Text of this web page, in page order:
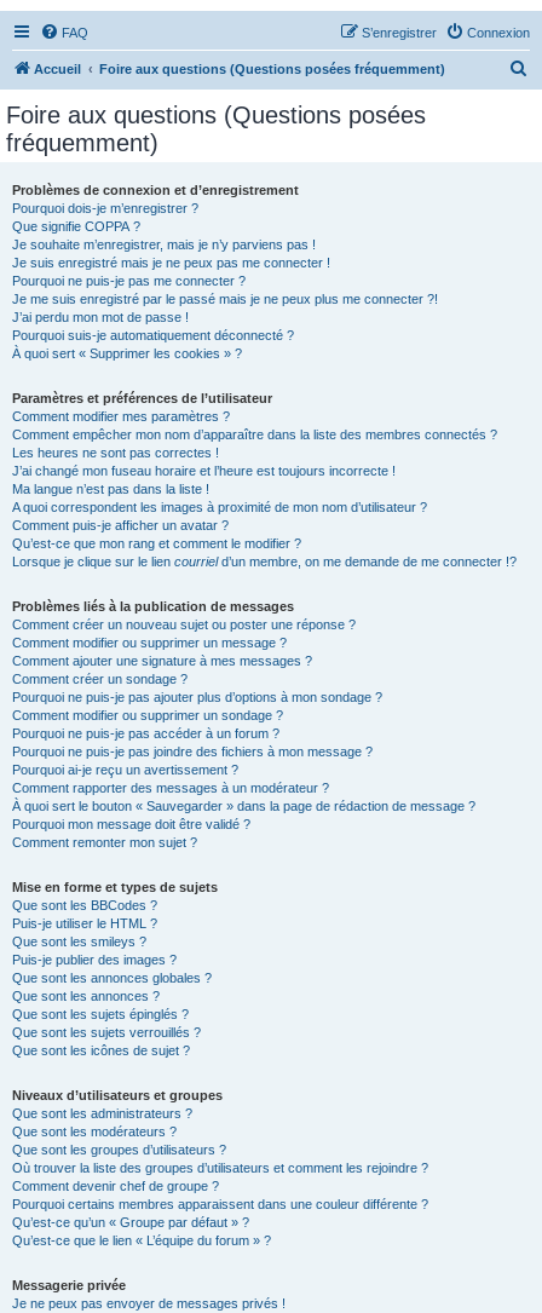
FAQ Connexion
S’enregistrer
Accueil Foire aux questions (Questions posées fréquemment)
Foire aux questions (Questions posées
fréquemment)
Problèmes de connexion et d’enregistrement
Pourquoi dois-je m’enregistrer ?
Que signifie COPPA ?
Je souhaite m’enregistrer, mais je n’y parviens pas !
Je suis enregistré mais je ne peux pas me connecter !
Pourquoi ne puis-je pas me connecter ?
Je me suis enregistré par le passé mais je ne peux plus me connecter ?!
J’ai perdu mon mot de passe !
Pourquoi suis-je automatiquement déconnecté ?
À quoi sert « Supprimer les cookies » ?
Paramètres et préférences de l’utilisateur
Comment modifier mes paramètres ?
Comment empêcher mon nom d’apparaître dans la liste des membres connectés ?
Les heures ne sont pas correctes !
J’ai changé mon fuseau horaire et l’heure est toujours incorrecte !
Ma langue n’est pas dans la liste !
A quoi correspondent les images à proximité de mon nom d’utilisateur ?
Comment puis-je afficher un avatar ?
Qu’est-ce que mon rang et comment le modifier ?
Lorsque je clique sur le lien courrield’un membre, on me demande de me connecter !?
Problèmes liés à la publication de messages
Comment créer un nouveau sujet ou poster une réponse ?
Comment modifier ou supprimer un message ?
Comment ajouter une signature à mes messages ?
Comment créer un sondage ?
Pourquoi ne puis-je pas ajouter plus d’options à mon sondage ?
Comment modifier ou supprimer un sondage ?
Pourquoi ne puis-je pas accéder à un forum ?
Pourquoi ne puis-je pas joindre des fichiers à mon message ?
Pourquoi ai-je reçu un avertissement ?
Comment rapporter des messages à un modérateur ?
À quoi sert le bouton « Sauvegarder » dans la page de rédaction de message ?
Pourquoi mon message doit être validé ?
Comment remonter mon sujet ?
Mise en forme et types de sujets
Que sont les BBCodes ?
Puis-je utiliser le HTML ?
Que sont les smileys ?
Puis-je publier des images ?
Que sont les annonces globales ?
Que sont les annonces ?
Que sont les sujets épinglés ?
Que sont les sujets verrouillés ?
Que sont les icônes de sujet ?
Niveaux d’utilisateurs et groupes
Que sont les administrateurs ?
Que sont les modérateurs ?
Que sont les groupes d’utilisateurs ?
Où trouver la liste des groupes d’utilisateurs et comment les rejoindre ?
Comment devenir chef de groupe ?
Pourquoi certains membres apparaissent dans une couleur différente ?
Qu’est-ce qu’un « Groupe par défaut » ?
Qu’est-ce que le lien « L’équipe du forum » ?
Messagerie privée
Je ne peux pas envoyer de messages privés !